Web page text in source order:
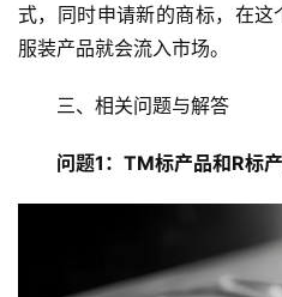
式，同时申请新的商标，在
服装产品就会流入市场。
三、相关问题与解答
问题1：TM标产品和R标